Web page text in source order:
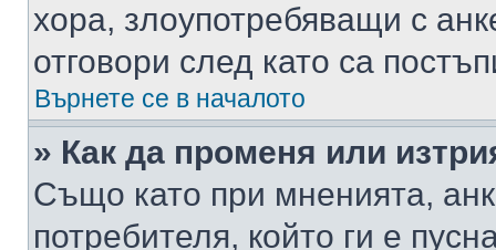
хора, злоупотребяващи с
отговори след като са
Върнете се в началото
» Как да променя или
Също като при мненията,
потребителя, който ги е